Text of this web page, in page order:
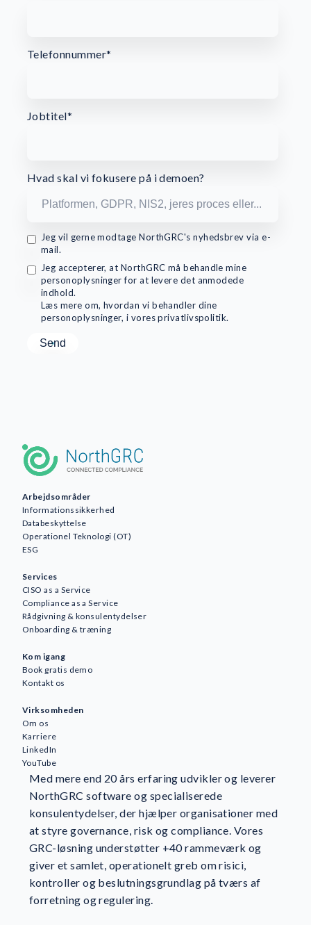
Telefonnummer*
Jobtitel*
Hvad skal vi fokusere på i demoen?
Jeg vil gerne modtage NorthGRC's nyhedsbrev via e-
mail.
Jeg accepterer, at NorthGRC må behandle mine
personoplysninger for at levere det anmodede
indhold.
Læs mere om, hvordan vi behandler dine
personoplysninger, i vores privatlivspolitik.
Arbejdsområder
Informationssikkerhed
Databeskyttelse
Operationel Teknologi (OT)
ESG
Services
CISO as a Service
Compliance as a Service
Rådgivning & konsulentydelser
Onboarding & træning
Kom igang
Book gratis demo
Kontakt os
Virksomheden
Om os
Karriere
LinkedIn
YouTube
Med mere end 20 års erfaring udvikler og leverer
NorthGRC software og specialiserede
konsulentydelser, der hjælper organisationer med
at styre governance, risk og compliance. Vores
GRC-løsning understøtter +40 rammeværk og
giver et samlet, operationelt greb om risici,
kontroller og beslutningsgrundlag på tværs af
forretning og regulering.